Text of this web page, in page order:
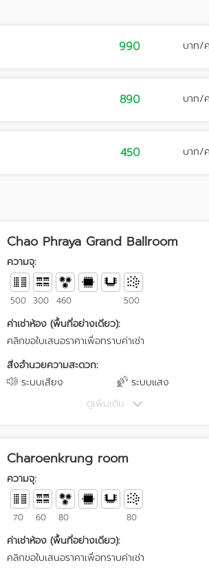
990 บาท/
890 บาท/
450 บาท/
Chao Phraya Grand Ballroom
ความจุ:
500 300 460 500
ค่าเช่าห้อง (พื้นที่อย่างเดียว):
คลิกขอใบเสนอราคาเพื่อทราบค่าเช่า
สิ่งอำนวยความสะดวก:
ระบบเสียง
ระบบแสง
ดูเพิ่มเติม
Charoenkrung room
ความจุ:
70 60 80 80
ค่าเช่าห้อง (พื้นที่อย่างเดียว):
คลิกขอใบเสนอราคาเพื่อทราบค่าเช่า